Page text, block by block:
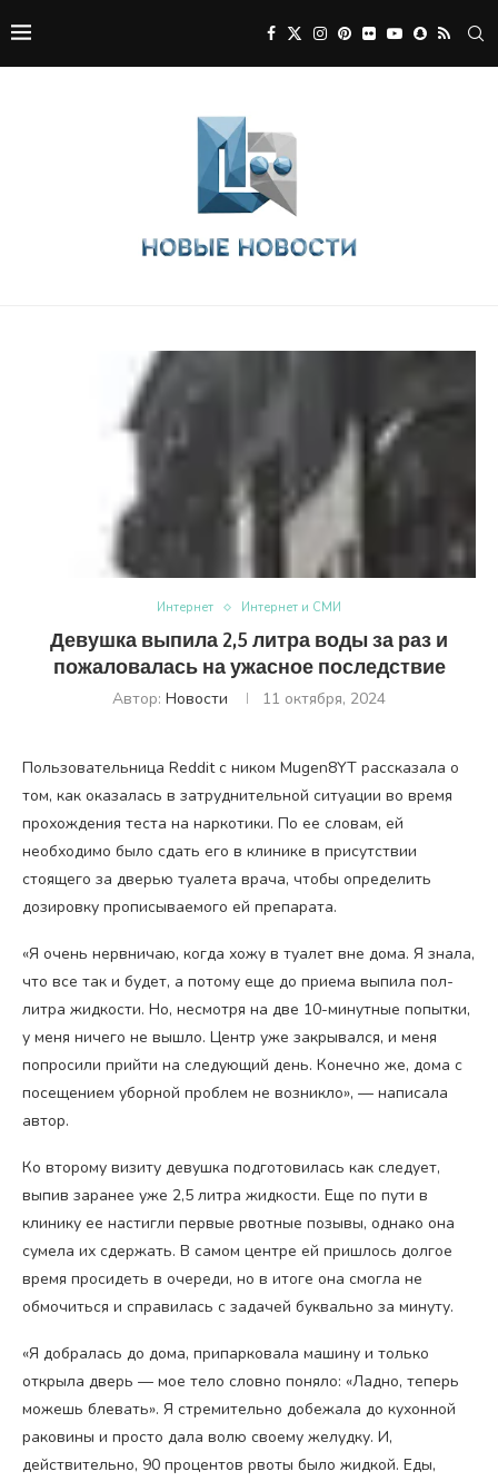
Интернет Интернет и СМИ
Девушка выпила 2,5 литра воды за раз и
пожаловалась на ужасное последствие
Автор: Новости 11 октября, 2024
Пользовательница Reddit с ником Mugen8YT рассказала о
том, как оказалась в затруднительной ситуации во время
прохождения теста на наркотики. По ее словам, ей
необходимо было сдать его в клинике в присутствии
стоящего за дверью туалета врача, чтобы определить
дозировку прописываемого ей препарата.
«Я очень нервничаю, когда хожу в туалет вне дома. Я знала,
что все так и будет, а потому еще до приема выпила пол-
литра жидкости. Но, несмотря на две 10-минутные попытки,
у меня ничего не вышло. Центр уже закрывался, и меня
попросили прийти на следующий день. Конечно же, дома с
посещением уборной проблем не возникло», — написала
автор.
Ко второму визиту девушка подготовилась как следует,
выпив заранее уже 2,5 литра жидкости. Еще по пути в
клинику ее настигли первые рвотные позывы, однако она
сумела их сдержать. В самом центре ей пришлось долгое
время просидеть в очереди, но в итоге она смогла не
обмочиться и справилась с задачей буквально за минуту.
«Я добралась до дома, припарковала машину и только
открыла дверь — мое тело словно поняло: «Ладно, теперь
можешь блевать». Я стремительно добежала до кухонной
раковины и просто дала волю своему желудку. И,
действительно, 90 процентов рвоты было жидкой. Еды,